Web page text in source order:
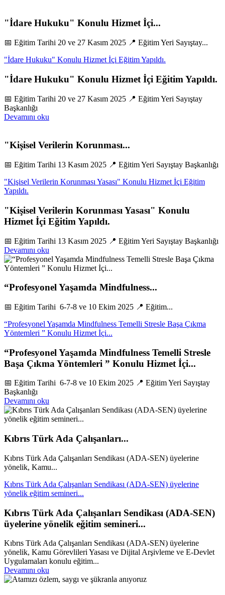
"İdare Hukuku" Konulu Hizmet İçi...
📅 Eğitim Tarihi 20 ve 27 Kasım 2025 📍 Eğitim Yeri Sayıştay...
"İdare Hukuku" Konulu Hizmet İçi Eğitim Yapıldı.
"İdare Hukuku" Konulu Hizmet İçi Eğitim Yapıldı.
📅 Eğitim Tarihi 20 ve 27 Kasım 2025 📍 Eğitim Yeri Sayıştay
Başkanlığı
Devamını oku
"Kişisel Verilerin Korunması...
📅 Eğitim Tarihi 13 Kasım 2025 📍 Eğitim Yeri Sayıştay Başkanlığı
"Kişisel Verilerin Korunması Yasası" Konulu Hizmet İçi Eğitim
Yapıldı.
"Kişisel Verilerin Korunması Yasası" Konulu
Hizmet İçi Eğitim Yapıldı.
📅 Eğitim Tarihi 13 Kasım 2025 📍 Eğitim Yeri Sayıştay Başkanlığı
Devamını oku
“Profesyonel Yaşamda Mindfulness...
📅 Eğitim Tarihi 6-7-8 ve 10 Ekim 2025 📍 Eğitim...
“Profesyonel Yaşamda Mindfulness Temelli Stresle Başa Çıkma
Yöntemleri ” Konulu Hizmet İçi...
“Profesyonel Yaşamda Mindfulness Temelli Stresle
Başa Çıkma Yöntemleri ” Konulu Hizmet İçi...
📅 Eğitim Tarihi 6-7-8 ve 10 Ekim 2025 📍 Eğitim Yeri Sayıştay
Başkanlığı
Devamını oku
Kıbrıs Türk Ada Çalışanları...
Kıbrıs Türk Ada Çalışanları Sendikası (ADA-SEN) üyelerine
yönelik, Kamu...
Kıbrıs Türk Ada Çalışanları Sendikası (ADA-SEN) üyelerine
yönelik eğitim semineri...
Kıbrıs Türk Ada Çalışanları Sendikası (ADA-SEN)
üyelerine yönelik eğitim semineri...
Kıbrıs Türk Ada Çalışanları Sendikası (ADA-SEN) üyelerine
yönelik, Kamu Görevlileri Yasası ve Dijital Arşivleme ve E-Devlet
Uygulamaları konulu eğitim...
Devamını oku